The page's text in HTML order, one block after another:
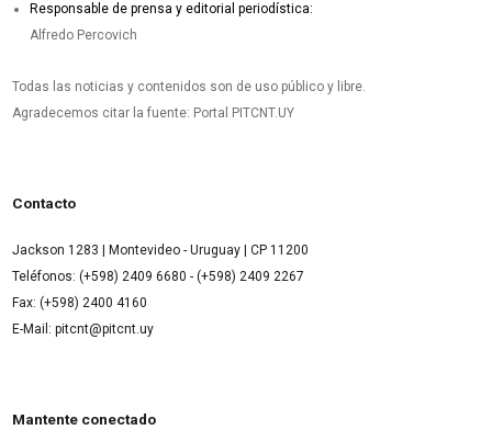
Responsable de prensa y editorial periodística:
Alfredo Percovich
Todas las noticias y contenidos son de uso público y libre.
Agradecemos citar la fuente: Portal PITCNT.UY
Contacto
Jackson 1283 | Montevideo - Uruguay | CP 11200
Teléfonos: (+598) 2409 6680 - (+598) 2409 2267
Fax: (+598) 2400 4160
E-Mail: pitcnt@pitcnt.uy
Mantente conectado